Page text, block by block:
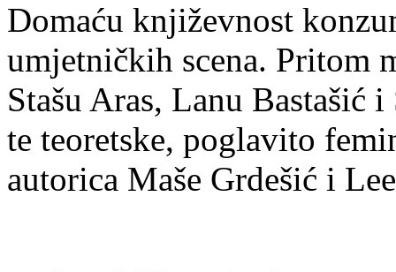
Domaću književnost
umjetničkih scena. Pritom
Stašu Aras, Lanu Bastašić
te teoretske, poglavito
autorica Maše Grdešić i